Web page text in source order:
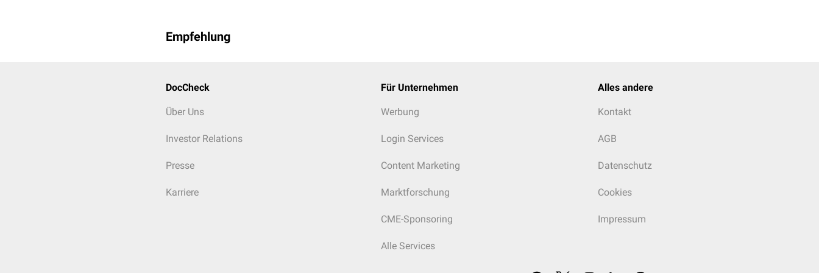
Empfehlung
DocCheck
Über Uns
Investor Relations
Presse
Karriere
Für Unternehmen
Werbung
Login Services
Content Marketing
Marktforschung
CME-Sponsoring
Alle Services
Alles andere
Kontakt
AGB
Datenschutz
Cookies
Impressum